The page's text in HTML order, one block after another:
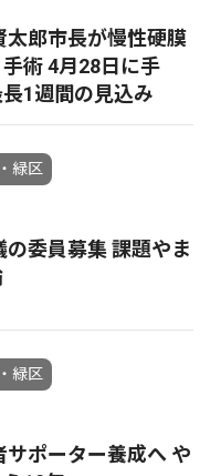
太郎市長が慢性硬膜
術 4月28日に手
1週間の見込み
緑区
の委員募集 課題やま
緑区
サポーター養成へ や